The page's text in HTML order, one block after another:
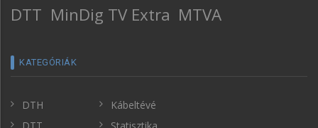
DTT MinDig TV Extra MTVA
KATEGÓRIÁK
DTH
Kábeltévé